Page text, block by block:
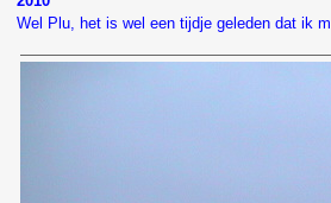
Wel Plu, het is wel een tijdje geleden dat ik